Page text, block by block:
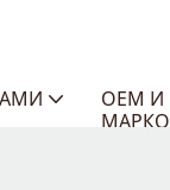
OEM